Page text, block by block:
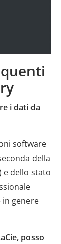
i dati da
software
della
e dello stato
in genere
posso